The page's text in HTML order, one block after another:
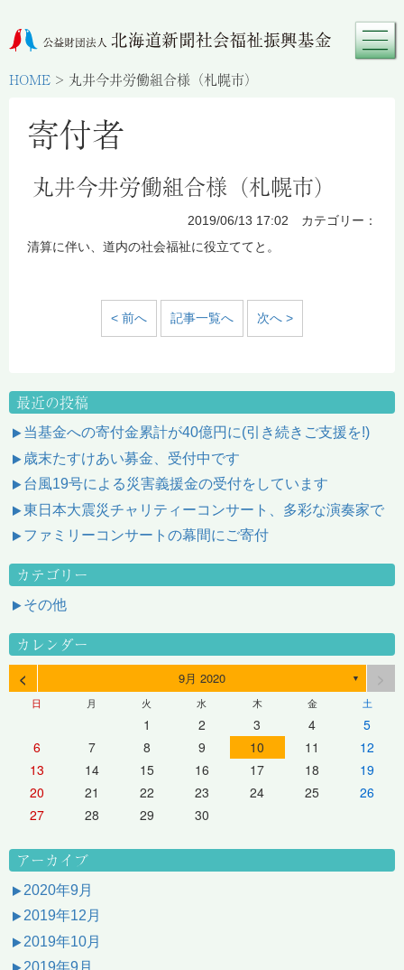
HOME > 丸井今井労働組合様（札幌市）
寄付者
丸井今井労働組合様（札幌市）
2019/06/13 17:02 カテゴリー：
清算に伴い、道内の社会福祉に役立ててと。
< 前へ 記事一覧へ 次へ >
最近の投稿
当基金への寄付金累計が40億円に(引き続きご支援を!)
歳末たすけあい募金、受付中です
台風19号による災害義援金の受付をしています
東日本大震災チャリティーコンサート、多彩な演奏家で
ファミリーコンサートの幕間にご寄付
カテゴリー
その他
カレンダー
< 9月 2020 ▼
日 月 火 水 木 金 土
1 2 3 4
5
6
7 8 9 10 11
12
13
14 15 16 17 18
19
20
21 22 23 24 25
26
27
28 29 30
アーカイブ
2020年9月
2019年12月
2019年10月